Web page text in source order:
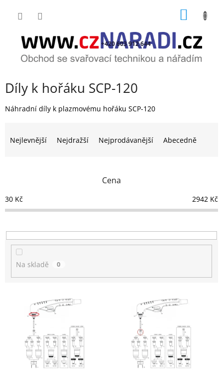
+420 603 912 644
Díly k hořáku SCP-120
Náhradní díly k plazmovému hořáku SCP-120
p
r
o
u
Nejlevnější Nejdražší Nejprodávanější Abecedně
Cena
30 Kč 2942 Kč
Na skladě 0